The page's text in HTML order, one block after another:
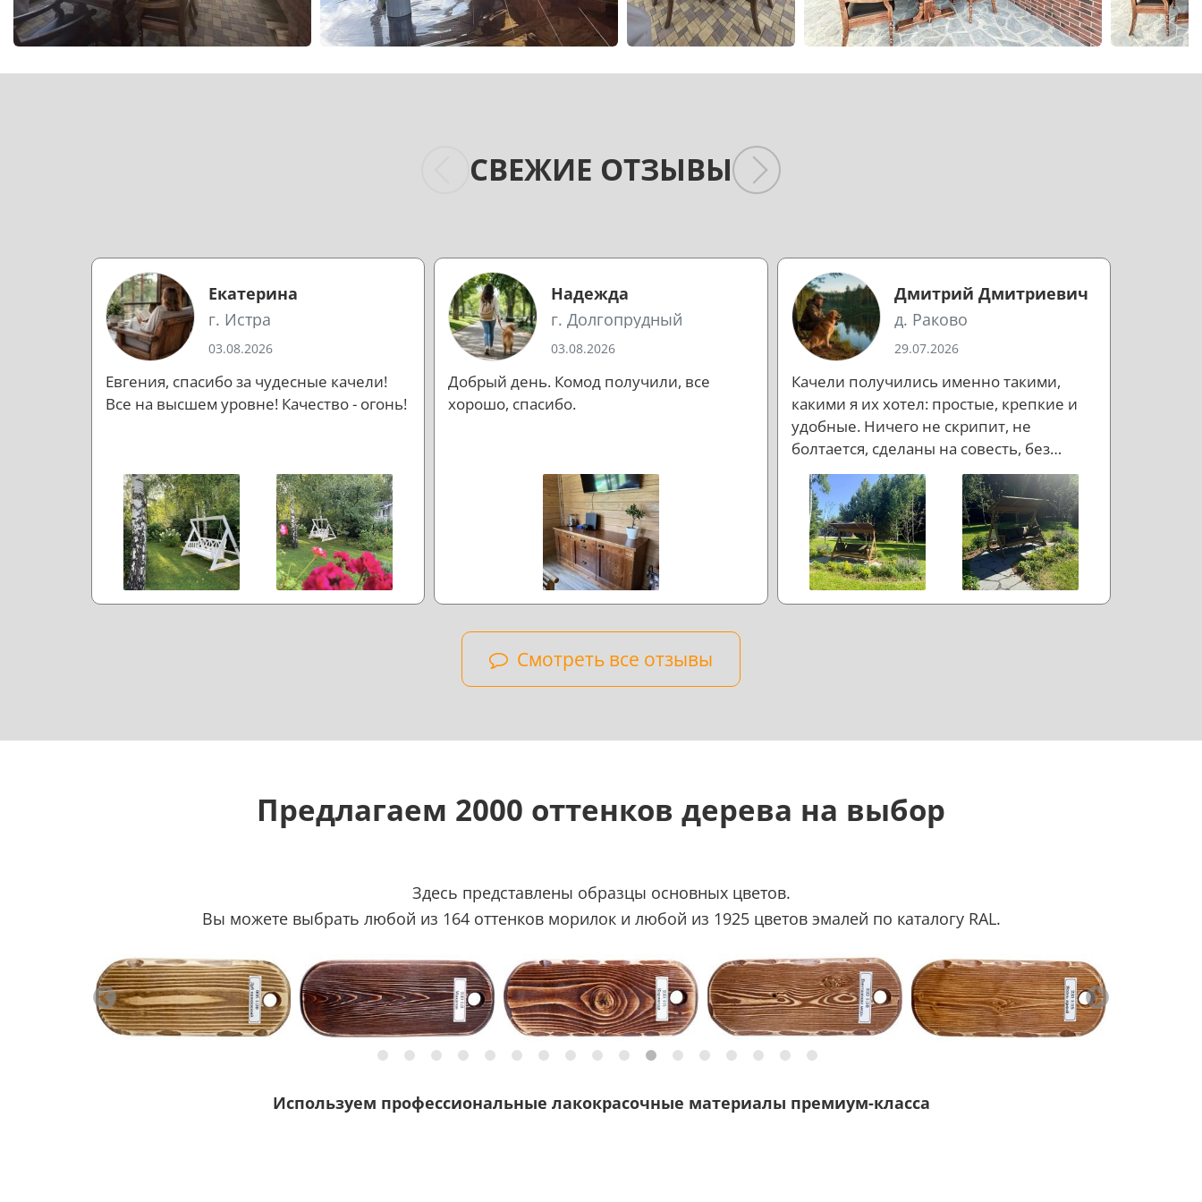
СВЕЖИЕ ОТЗЫВЫ
Екатерина
г. Истра
03.08.2026
Евгения, спасибо за чудесные качели!
Все на высшем уровне! Качество - огонь!
Надежда
г. Долгопрудный
03.08.2026
Добрый день. Комод получили, все
хорошо, спасибо.
Дмитрий Дмитриевич
д. Раково
29.07.2026
Качели получились именно такими,
какими я их хотел: простые, крепкие и
удобные. Ничего не скрипит, не
болтается, сделаны на совесть, без
лишнего пафоса, но с правильным
настроением. Если коротко: доволен.
Смотреть все отзывы
Предлагаем 2000 оттенков дерева на выбор
Здесь представлены образцы основных цветов.
Вы можете выбрать любой из 164 оттенков морилок и любой из 1925 цветов эмалей по каталогу RAL.
Используем профессиональные лакокрасочные материалы премиум-класса